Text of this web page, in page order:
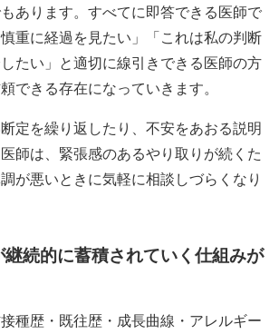
あります。すべてに即答できる医師で
重に経過を見たい」「これは私の判断
たい」と適切に線引きできる医師の方
できる存在になっていきます。
定を繰り返したり、不安をあおる説明
師は、緊張感のあるやり取りが続くた
が悪いときに気軽に相談しづらくなり
続的に蓄積されていく仕組みが
種歴・既往歴・成長曲線・アレルギー